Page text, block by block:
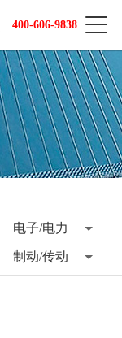
400-606-9838
电子/电力
制动/传动